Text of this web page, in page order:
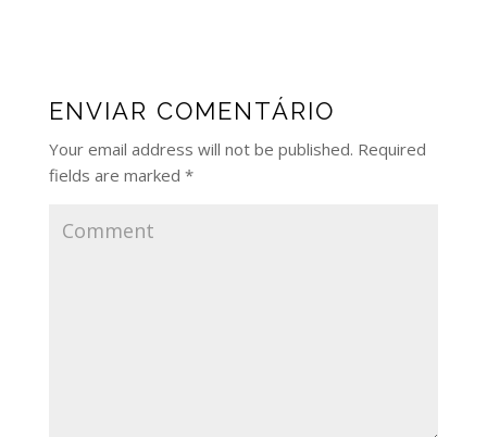
ENVIAR COMENTÁRIO
Your email address will not be published. Required
fields are marked *